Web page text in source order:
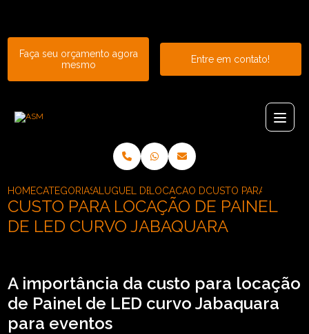
Faça seu orçamento agora
mesmo
Entre em contato!
HOMECATEGORIASALUGUEL DE PAINELLOCACAO DE PAINEL DE LED
CUSTO PARA
CUSTO PARA LOCAÇÃO DE PAINEL
DE LED CURVO JABAQUARA
A importância da custo para locação
de Painel de LED curvo Jabaquara
para eventos